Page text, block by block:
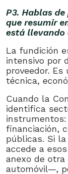
P3. Hablas
que resumir
está llevando
La fundición
intensivo por
proveedor.
técnica,
Cuando la
identifica
instrumentos:
financiación,
públicas. Si
accede a
anexo de
automóvil—,